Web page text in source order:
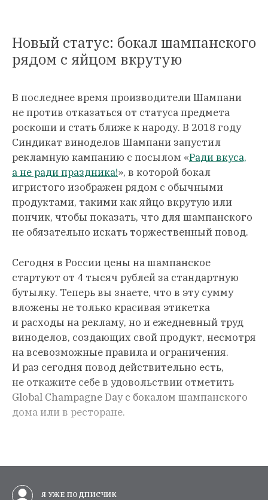
Новый статус: бокал шампанского
рядом с яйцом вкрутую
В последнее время производители Шампани
не против отказаться от статуса предмета
роскоши и стать ближе к народу. В 2018 году
Синдикат виноделов Шампани запустил
рекламную кампанию с посылом «Ради вкуса,
а не ради праздника!», в которой бокал
игристого изображен рядом с обычными
продуктами, такими как яйцо вкрутую или
пончик, чтобы показать, что для шампанского
не обязательно искать торжественный повод.
Сегодня в России цены на шампанское
стартуют от 4 тысяч рублей за стандартную
бутылку. Теперь вы знаете, что в эту сумму
вложены не только красивая этикетка
и расходы на рекламу, но и ежедневный труд
виноделов, создающих свой продукт, несмотря
на всевозможные правила и ограничения.
И раз сегодня повод действительно есть,
не откажите себе в удовольствии отметить
Global Champagne Day с бокалом шампанского
дома или в ресторане.
Я УЖЕ ПОДПИСЧИК